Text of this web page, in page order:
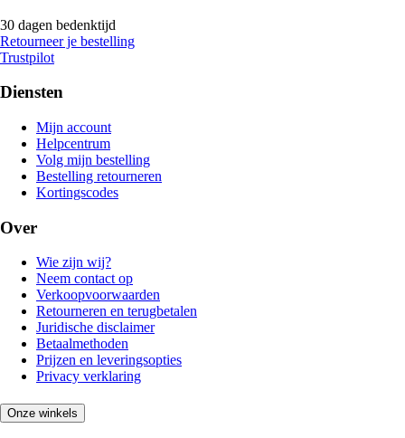
30 dagen bedenktijd
Retourneer je bestelling
Trustpilot
Diensten
Mijn account
Helpcentrum
Volg mijn bestelling
Bestelling retourneren
Kortingscodes
Over
Wie zijn wij?
Neem contact op
Verkoopvoorwaarden
Retourneren en terugbetalen
Juridische disclaimer
Betaalmethoden
Prijzen en leveringsopties
Privacy verklaring
Onze winkels